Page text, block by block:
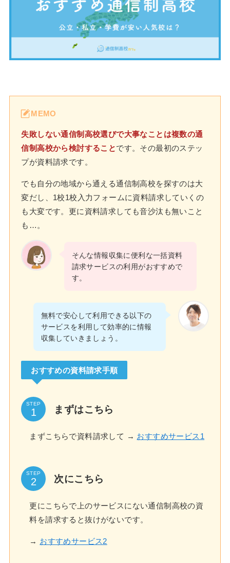
MEMO
失敗しない通信制高校選びで大事なことは複数の通
信制高校から検討することです。その最初のステッ
プが資料請求です。
でも自分の地域から通える通信制高校を探すのは大
変だし、1校1校入力フォームに資料請求していくの
も大変です。更に資料請求しても音沙汰も無いこと
も…。
そんな情報収集に便利な一括資料
請求サービスの利用がおすすめで
す。
無料で安心して利用できる以下の
サービスを利用して効率的に情報
収集していきましょう。
おすすめの資料請求手順
STEP
まずはこちら
まずこちらで資料請求して → おすすめサービス1
STEP
次にこちら
更にこちらで上のサービスにない通信制高校の資
料を請求すると抜けがないです。
→ おすすめサービス2